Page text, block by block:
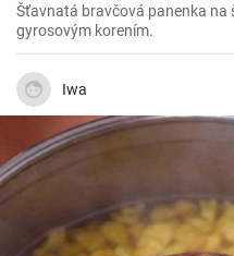
Šťavnatá bravčová panenka na
gyrosovým korením.
Iwa